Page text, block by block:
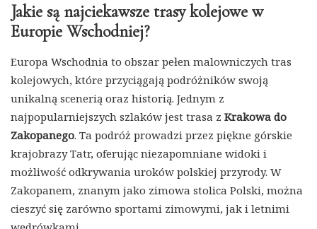
Jakie są najciekawsze trasy kolejowe w
Europie Wschodniej?
Europa Wschodnia to obszar pełen malowniczych tras
kolejowych, które przyciągają podróżników swoją
unikalną scenerią oraz historią. Jednym z
najpopularniejszych szlaków jest trasa z Krakowa do
Zakopanego. Ta podróż prowadzi przez piękne górskie
krajobrazy Tatr, oferując niezapomniane widoki i
możliwość odkrywania uroków polskiej przyrody. W
Zakopanem, znanym jako zimowa stolica Polski, można
cieszyć się zarówno sportami zimowymi, jak i letnimi